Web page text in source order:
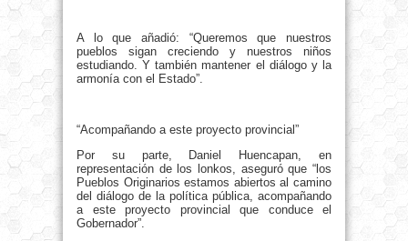
A lo que añadió: “Queremos que nuestros
pueblos sigan creciendo y nuestros niños
estudiando. Y también mantener el diálogo y la
armonía con el Estado”.
“Acompañando a este proyecto provincial”
Por su parte, Daniel Huencapan, en
representación de los lonkos, aseguró que “los
Pueblos Originarios estamos abiertos al camino
del diálogo de la política pública, acompañando
a este proyecto provincial que conduce el
Gobernador”.